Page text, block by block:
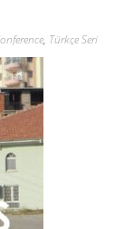
, Türkçe Seri